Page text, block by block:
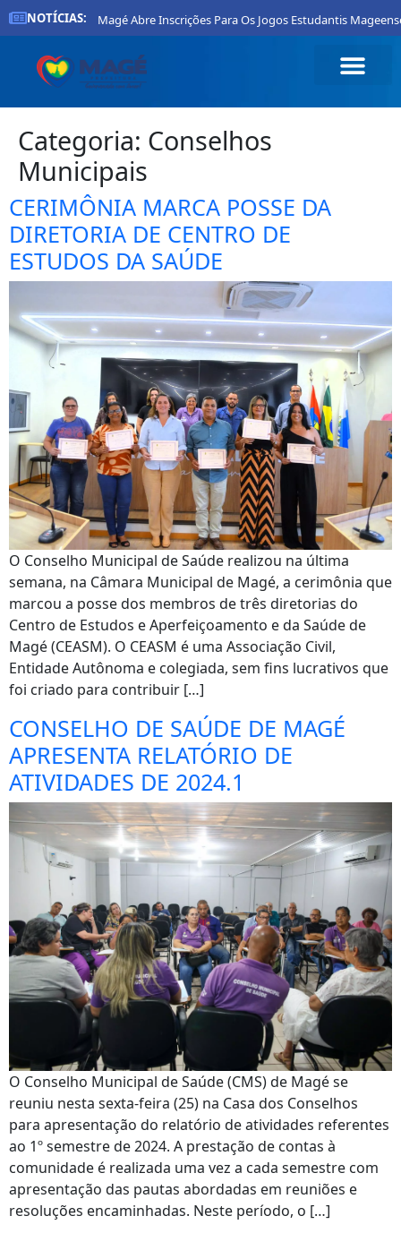
NOTÍCIAS:
De Magé Abre Inscrições Para Os Jogos Estudantis Mageenses
Categoria: Conselhos
Municipais
CERIMÔNIA MARCA POSSE DA
DIRETORIA DE CENTRO DE
ESTUDOS DA SAÚDE
O Conselho Municipal de Saúde realizou na última
semana, na Câmara Municipal de Magé, a cerimônia que
marcou a posse dos membros de três diretorias do
Centro de Estudos e Aperfeiçoamento e da Saúde de
Magé (CEASM). O CEASM é uma Associação Civil,
Entidade Autônoma e colegiada, sem fins lucrativos que
foi criado para contribuir […]
CONSELHO DE SAÚDE DE MAGÉ
APRESENTA RELATÓRIO DE
ATIVIDADES DE 2024.1
O Conselho Municipal de Saúde (CMS) de Magé se
reuniu nesta sexta-feira (25) na Casa dos Conselhos
para apresentação do relatório de atividades referentes
ao 1º semestre de 2024. A prestação de contas à
comunidade é realizada uma vez a cada semestre com
apresentação das pautas abordadas em reuniões e
resoluções encaminhadas. Neste período, o […]